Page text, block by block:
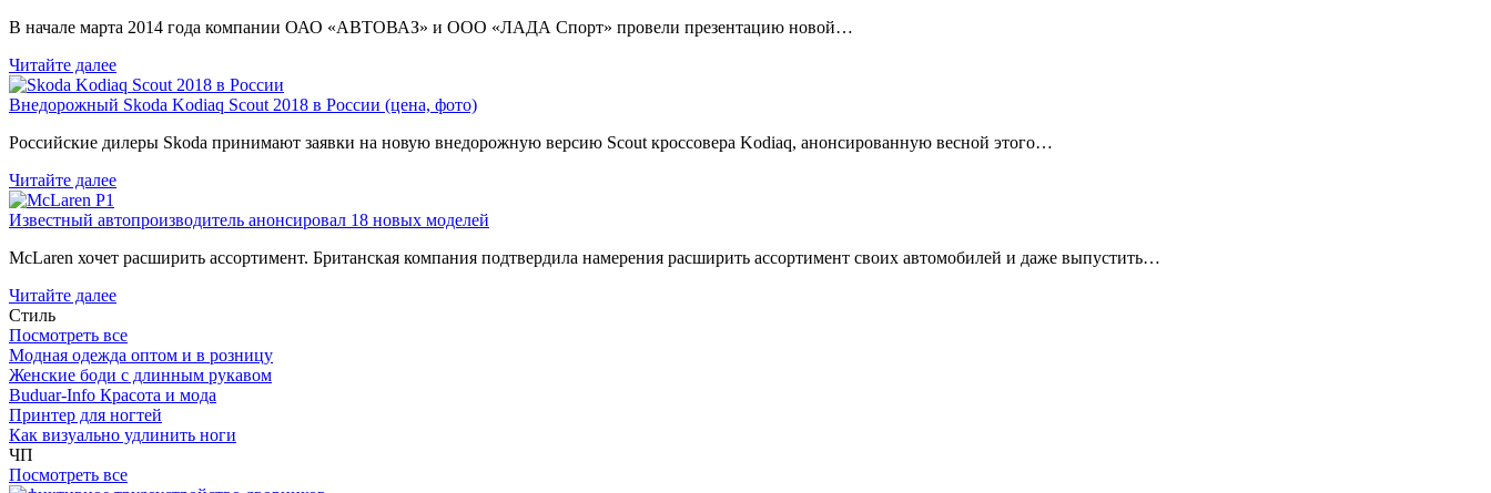
В начале марта 2014 года компании ОАО «АВТОВАЗ» и ООО «ЛАДА Спорт» провели презентацию новой…
Читайте далее
Внедорожный Skoda Kodiaq Scout 2018 в России (цена, фото)
Российские дилеры Skoda принимают заявки на новую внедорожную версию Scout кроссовера Kodiaq, анонсированную весной этого…
Читайте далее
Известный автопроизводитель анонсировал 18 новых моделей
McLaren хочет расширить ассортимент. Британская компания подтвердила намерения расширить ассортимент своих автомобилей и даже выпустить…
Читайте далее
Стиль
Посмотреть все
Модная одежда оптом и в розницу
Женские боди с длинным рукавом
Buduar-Info Красота и мода
Принтер для ногтей
Как визуально удлинить ноги
ЧП
Посмотреть все